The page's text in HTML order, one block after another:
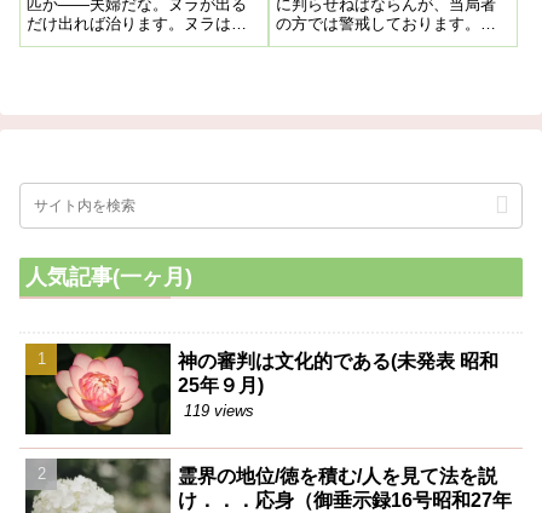
匹か――夫婦だな。ヌラが出る
だけ出れば治ります。ヌラは減
る処にいつてませんか。
に判らせねばならんが、当局者
の方では警戒しております。西
洋医学の外はなく、これ以外に
といってそれを見ておられな
泣く有様が現在なのであるから
人気記事(一ヶ月)
神の審判は文化的である(未発表 昭和
25年９月)
119 views
霊界の地位/徳を積む/人を見て法を説
け．．．応身（御垂示録16号昭和27年